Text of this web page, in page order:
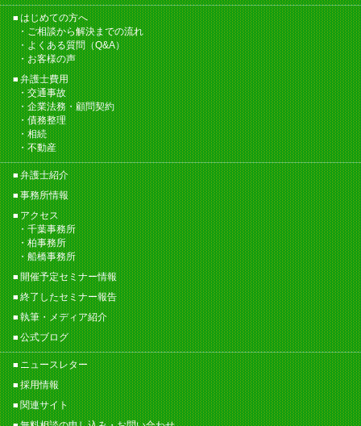
はじめての方へ
ご相談から解決までの流れ
よくある質問（Q&A）
お客様の声
弁護士費用
交通事故
企業法務・顧問契約
債務整理
相続
不動産
弁護士紹介
事務所情報
アクセス
千葉事務所
柏事務所
船橋事務所
開催予定セミナー情報
終了したセミナー報告
執筆・メディア紹介
公式ブログ
ニュースレター
採用情報
関連サイト